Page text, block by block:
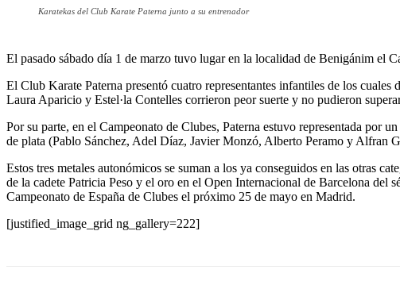
Karatekas del Club Karate Paterna junto a su entrenador
El pasado sábado día 1 de marzo tuvo lugar en la localidad de Benigánim el
El Club Karate Paterna presentó cuatro representantes infantiles de los
Laura Aparicio y Estel·la Contelles corrieron peor suerte y no pudieron
Por su parte, en el Campeonato de Clubes, Paterna estuvo representada por
de plata (Pablo Sánchez, Adel Díaz, Javier Monzó, Alberto Peramo y Alfran
Estos tres metales autonómicos se suman a los ya conseguidos en las otras
de la cadete Patricia Peso y el oro en el Open Internacional de Barcelona del
Campeonato de España de Clubes el próximo 25 de mayo en Madrid.
[justified_image_grid ng_gallery=222]